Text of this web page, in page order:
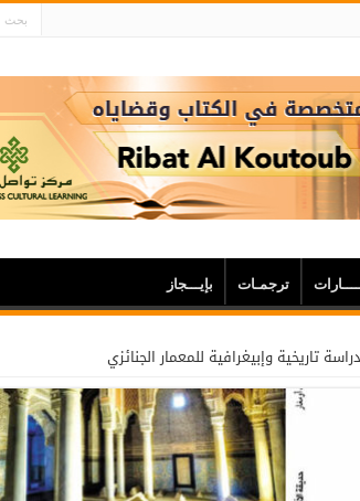
ترجمـات بإيـــجاز
تاريخية وإبيغرافية للمعمار الجنائزي